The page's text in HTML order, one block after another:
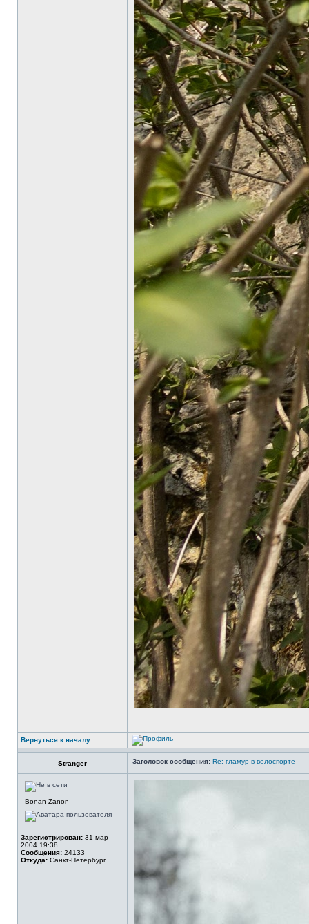
Вернуться к началу
Stranger Заголовок сообщения: Re: гламур в велоспорте
Bonan Zanon
Зарегистрирован: 31 мар
2004 19:38
Сообщения: 24133
Откуда: Санкт-Петербург